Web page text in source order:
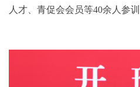
人才、青促会会员等40余人参训